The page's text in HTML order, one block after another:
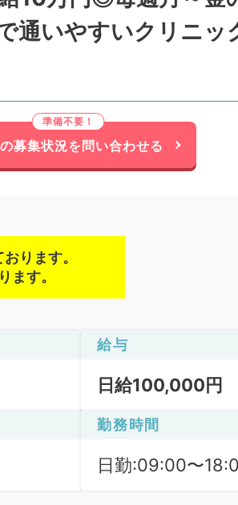
いやすいクリニッ
募集状況を問い合わせる
ります。
ます。
給与
日給100,000円
勤務時間
日勤:09:00〜